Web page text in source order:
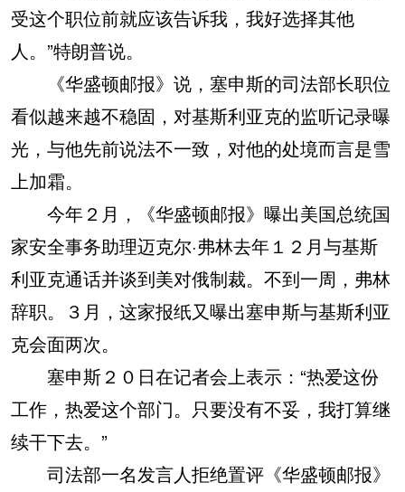
受这个职位前就应该告诉我，我好选择其他
人。”特朗普说。
《华盛顿邮报》说，塞申斯的司法部长职位
看似越来越不稳固，对基斯利亚克的监听记录曝
光，与他先前说法不一致，对他的处境而言是雪
上加霜。
今年２月，《华盛顿邮报》曝出美国总统国
家安全事务助理迈克尔·弗林去年１２月与基斯
利亚克通话并谈到美对俄制裁。不到一周，弗林
辞职。３月，这家报纸又曝出塞申斯与基斯利亚
克会面两次。
塞申斯２０日在记者会上表示：“热爱这份
工作，热爱这个部门。只要没有不妥，我打算继
续干下去。”
司法部一名发言人拒绝置评《华盛顿邮报》